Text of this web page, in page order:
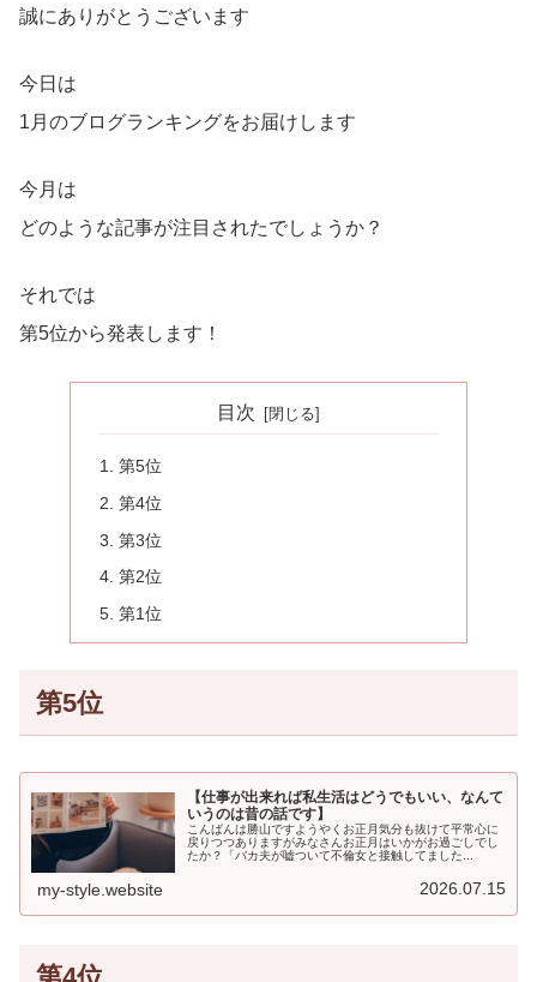
誠にありがとうございます
今日は
1月のブログランキングをお届けします
今月は
どのような記事が注目されたでしょうか？
それでは
第5位から発表します！
目次
第5位
第4位
第3位
第2位
第1位
第5位
【仕事が出来れば私生活はどうでもいい、なんて
いうのは昔の話です】
こんばんは勝山ですようやくお正月気分も抜けて平常心に
戻りつつありますがみなさんお正月はいかがお過ごしでし
たか？「バカ夫が嘘ついて不倫女と接触してました...
my-style.website 2026.07.15